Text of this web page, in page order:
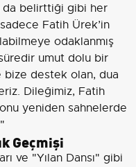
da belirttiği gibi her
Fatih Ürek’in
odaklanmış
umut dolu bir
destek olan, dua
Dileğimiz, Fatih
yeniden sahnelerde
Geçmişi
ve "Yılan Dansı" gibi